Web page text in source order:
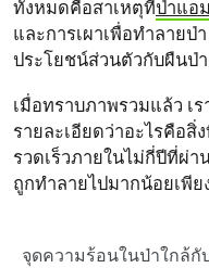
ทั้งหมดคือสาเหตุที่ป่าแอ
และการเผาเพื่อทำลาย
ประโยชน์ส่วนตัวกับผืนป่
เมื่อทราบภาพรวมแล้ว เ
รายละเอียดว่าอะไรคือสิ่
รวดเร็วภายในไม่กี่ปีที่ผ่
ถูกทำลายไปมากน้อยเพีย
จุดความร้อนในป่าใกล้กั